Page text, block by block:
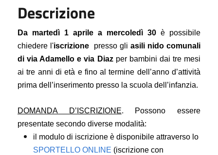
Descrizione
Da martedì 1 aprile a mercoledì 30 è possibile
chiedere l'iscrizione presso gli asili nido comunali
di via Adamello e via Diaz per bambini dai tre mesi
ai tre anni di età e fino al termine dell’anno d’attività
prima dell’inserimento presso la scuola dell’infanzia.
DOMANDA D’ISCRIZIONE. Possono essere
presentate secondo diverse modalità:
SPORTELLO ONLINE (iscrizione con